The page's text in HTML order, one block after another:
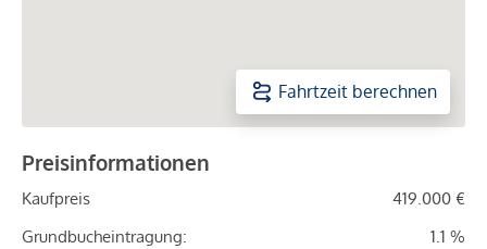
Fahrtzeit berechnen
Preisinformationen
Kaufpreis
419.000 €
Grundbucheintragung:
1.1 %